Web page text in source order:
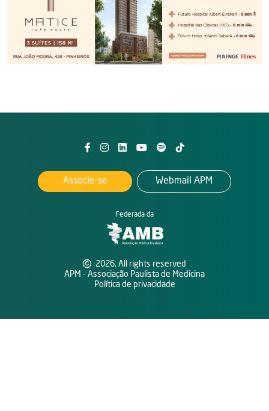
2026. All rights reserved
APM - Associação Paulista de Medicina
Política de privacidade
Federada da
Associe-se Webmail APM